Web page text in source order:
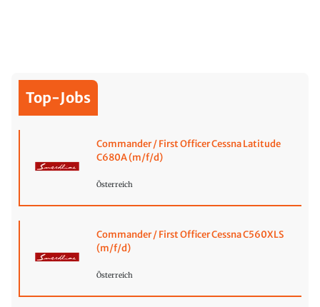
Top-Jobs
Commander / First Officer Cessna Latitude
C680A (m/f/d)
Österreich
Commander / First Officer Cessna C560XLS
(m/f/d)
Österreich